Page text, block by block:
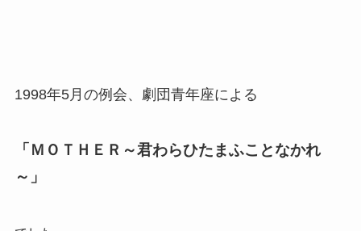
1998年5月の例会、劇団青年座による
「ＭＯＴＨＥＲ～君わらひたまふことなかれ
～」